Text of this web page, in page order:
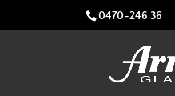
0470-246 36